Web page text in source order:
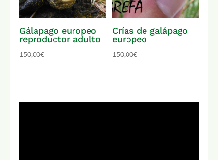
Gálapago europeo
reproductor adulto
150,00€
Crías de galápago
europeo
150,00€